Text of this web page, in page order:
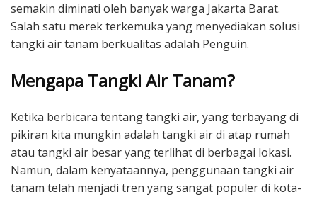
semakin diminati oleh banyak warga Jakarta Barat.
Salah satu merek terkemuka yang menyediakan solusi
tangki air tanam berkualitas adalah Penguin.
Mengapa Tangki Air Tanam?
Ketika berbicara tentang tangki air, yang terbayang di
pikiran kita mungkin adalah tangki air di atap rumah
atau tangki air besar yang terlihat di berbagai lokasi.
Namun, dalam kenyataannya, penggunaan tangki air
tanam telah menjadi tren yang sangat populer di kota-